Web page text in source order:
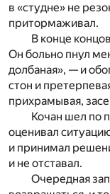
в «студне» не
притормаживал.
В конце
Он больно пнул
долбаная», — и
стон и
прихрамывая,
Кочан шел по
оценивал
и принимал
и не отставал.
Очередная